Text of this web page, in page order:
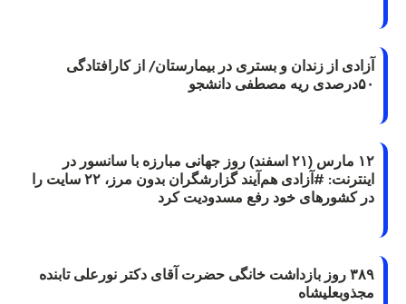
آزادی از زندان و بستری در بیمارستان/ از کارافتادگی
۵۰درصدی ریه مصطفی دانشجو
۱۲ مارس (۲۱ اسفند) روز جهانی مبارزه با سانسور در
اینترنت: #آزادی هم‌آیند گزارشگران‌ بدون مرز، ۲۲ سایت را
در کشورهای خود رفع مسدودیت کرد
۳۸۹ روز بازداشت خانگی حضرت آقای دکتر نورعلی تابنده
مجذوبعلیشاه